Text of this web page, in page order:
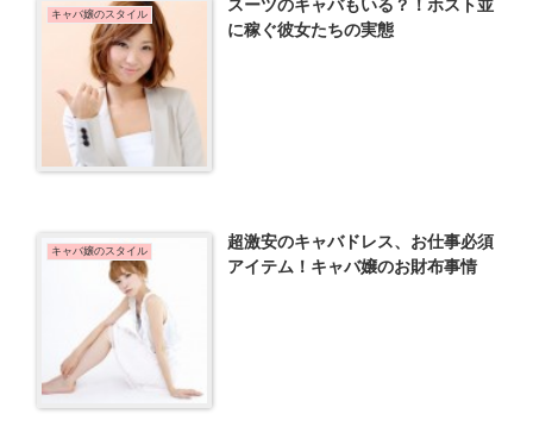
キャバ嬢のスタイル
スーツのキャバもいる？！ホスト並
に稼ぐ彼女たちの実態
キャバ嬢のスタイル
超激安のキャバドレス、お仕事必須
アイテム！キャバ嬢のお財布事情